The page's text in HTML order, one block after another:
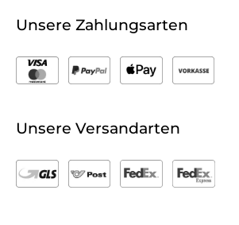
Unsere Zahlungsarten
Unsere Versandarten